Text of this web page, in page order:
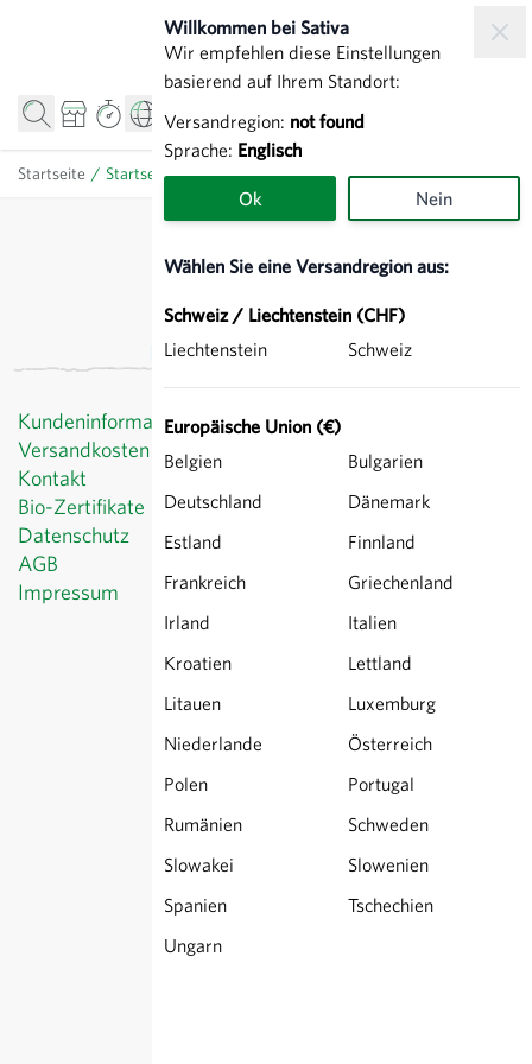
Willkommen bei Sativa
Wir empfehlen diese Einstellungen
basierend auf Ihrem Standort:
Versandregion: not found
Sprache: Englisch
Ok Nein
Wählen Sie eine Versandregion aus:
Schweiz / Liechtenstein (CHF)
Liechtenstein
Schweiz
Europäische Union (€)
Belgien
Bulgarien
Deutschland
Dänemark
Estland
Finnland
Frankreich
Griechenland
Irland
Italien
Kroatien
Lettland
Litauen
Luxemburg
Niederlande
Österreich
Polen
Portugal
Rumänien
Schweden
Slowakei
Slowenien
Spanien
Tschechien
Ungarn
Startseite / Startseite - CH - De
Kundeninformationen
Versandkosten
Kontakt
Bio-Zertifikate
Datenschutz
AGB
Impressum
© Sativa Rheinau AG
Chorbstrasse 43
CH-8462 Rheinau
Alle Preise
Versand, inkl. MWST